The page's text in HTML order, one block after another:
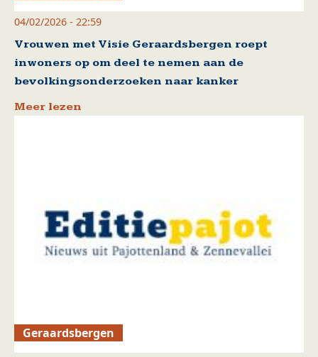
04/02/2026 - 22:59
Vrouwen met Visie Geraardsbergen roept
inwoners op om deel te nemen aan de
bevolkingsonderzoeken naar kanker
Meer lezen
Geraardsbergen